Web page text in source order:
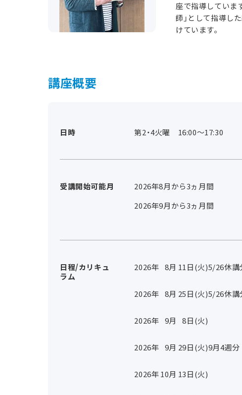
座で指導していま
師」として指導し
けています。
講座概要
日時 第2・4火曜 16:00～17:30
受講開始可能月
2026年8月から3ヵ月間
2026年9月から3ヵ月間
日程/カリキュ
ラム
2026年 8月 11 日(火)5/26休講
2026年 8月 25日(火)5/26休講
2026年 9月 8日(火)
2026年 9月 29日(火)9月4週分
2026年10月 13日(火)